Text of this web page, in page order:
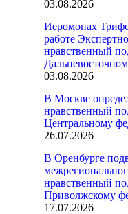
03.08.2026
Иеромонах
работе
нравственный
03.08.2026
В Москве
нравственный
Центральному
26.07.2026
В Оренбурге
нравственный
Приволжскому
17.07.2026